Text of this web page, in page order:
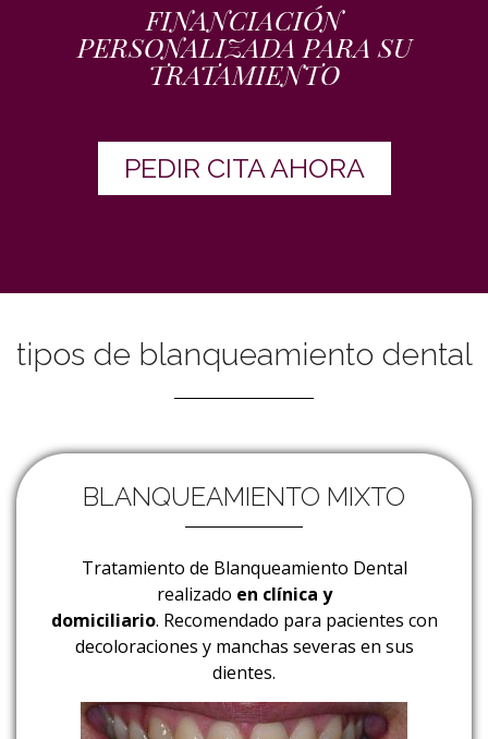
FINANCIACIÓN
PERSONALIZADA PARA SU
TRATAMIENTO
PEDIR CITA AHORA
tipos de blanqueamiento dental
BLANQUEAMIENTO MIXTO
Tratamiento de Blanqueamiento Dental
realizado en clínica y
domiciliario. Recomendado para pacientes con
decoloraciones y manchas severas en sus
dientes.